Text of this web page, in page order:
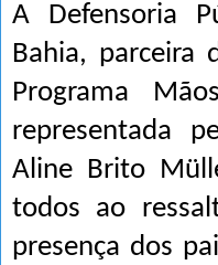
A Defensoria
Bahia, parceira
Programa
representada
Aline Brito
todos ao
presença dos